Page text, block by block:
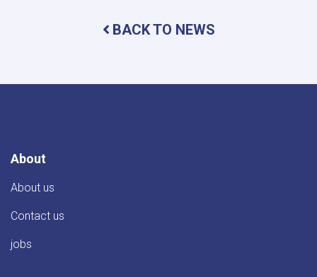
BACK TO NEWS
About
About us
Contact us
jobs